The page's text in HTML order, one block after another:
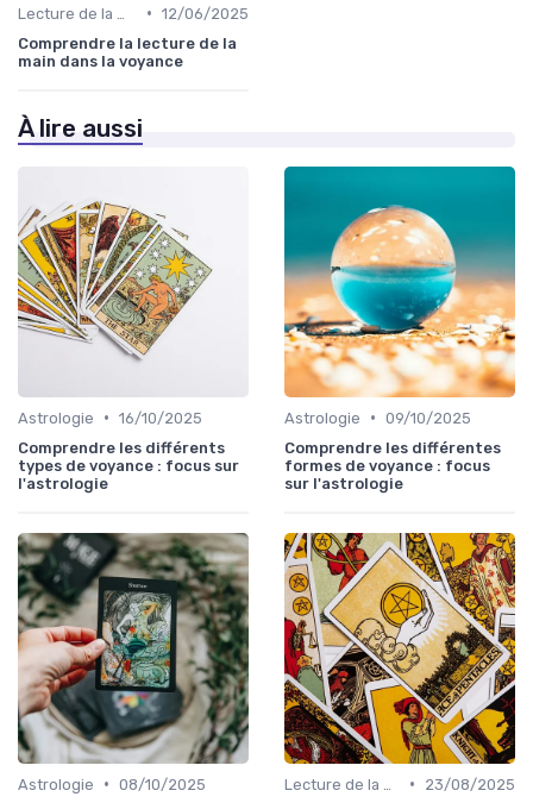
• 12/06/2025
Comprendre la lecture de la
main dans la voyance
À lire aussi
Astrologie • 16/10/2025
Comprendre les différents
types de voyance : focus sur
l'astrologie
Astrologie • 09/10/2025
Comprendre les différentes
formes de voyance : focus
sur l'astrologie
Astrologie • 08/10/2025
•
23/08/2025